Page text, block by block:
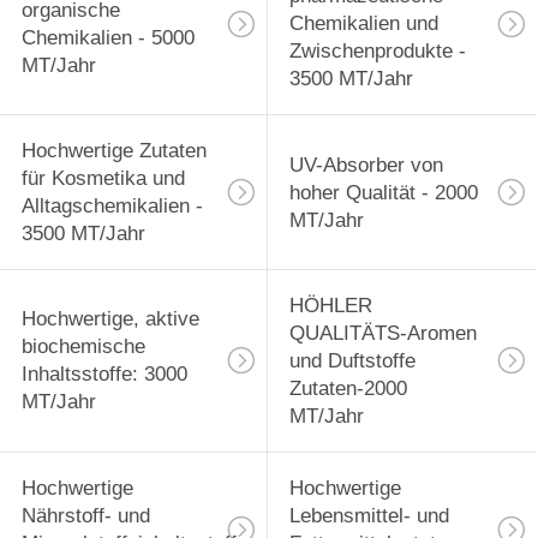
KONTAKT
MIT
UNS
NEUIGKEITEN
SITEMAP
PRIVACY
POLICY
Zwischenprodukte -
3500 MT/Jahr
Hochwertige
Zutaten für
Kosmetika und
Alltagschemikalien -
3500 MT/Jahr
UV-Absorber von
hoher Qualität -
2000 MT/Jahr
organische
Chemikalien - 5000
MT/Jahr
Chemikalien und
Zwischenprodukte -
3500 MT/Jahr
Hochwertige Zutaten
für Kosmetika und
Alltagschemikalien -
3500 MT/Jahr
UV-Absorber von
hoher Qualität - 2000
MT/Jahr
Hochwertige, aktive
biochemische
Inhaltsstoffe: 3000
MT/Jahr
HÖHLER
QUALITÄTS-Aromen
und Duftstoffe
Zutaten-2000
MT/Jahr
Hochwertige
Nährstoff- und
Hochwertige
Lebensmittel- und